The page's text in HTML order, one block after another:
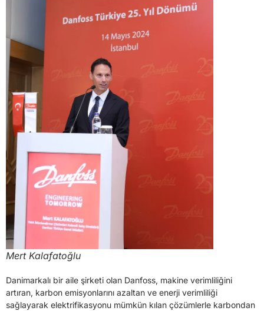
Mert Kalafatoğlu
Danimarkalı bir aile şirketi olan Danfoss, makine verimliliğini
artıran, karbon emisyonlarını azaltan ve enerji verimliliği
sağlayarak elektrifikasyonu mümkün kılan çözümlerle karbondan